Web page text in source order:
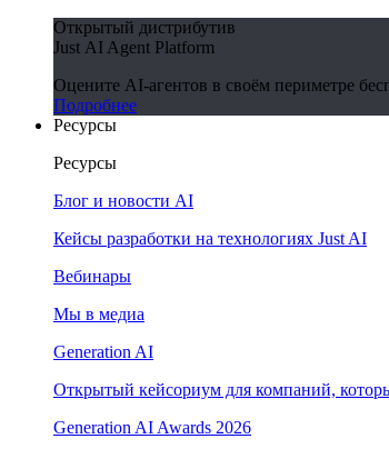
Открытый дистрибутив
Just AI Agent Platform
Оцените AI-агентов в своём периметре
Подробнее
Ресурсы
Ресурсы
Блог и новости AI
Кейсы разработки на технологиях Just AI
Вебинары
Мы в медиа
Generation AI
Открытый кейсориум для компаний,
Generation AI Awards 2026